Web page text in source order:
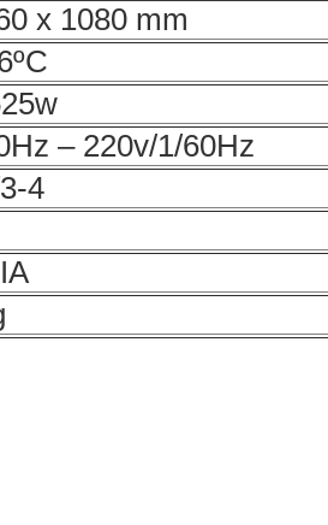
x 1080 mm
– 220v/1/60Hz
4